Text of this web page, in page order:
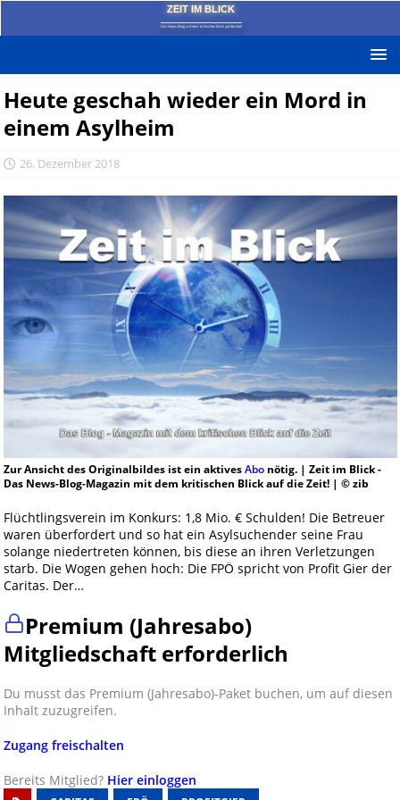
ZEIT IM BLICK
Das News-Blog mit dem kritischen Blick auf die Zeit!
Heute geschah wieder ein Mord in
einem Asylheim
26. Dezember 2018
Zur Ansicht des Originalbildes ist ein aktivesAbonötig. | Zeit im Blick -
Das News-Blog-Magazin mit dem kritischen Blick auf die Zeit! | © zib
Flüchtlingsverein im Konkurs: 1,8 Mio. € Schulden! Die Betreuer
waren überfordert und so hat ein Asylsuchender seine Frau
solange niedertreten können, bis diese an ihren Verletzungen
starb. Die Wogen gehen hoch: Die FPÖ spricht von Profit Gier der
Caritas. Der…
Premium (Jahresabo)
Mitgliedschaft erforderlich
Du musst das Premium (Jahresabo)-Paket buchen, um auf diesen
Inhalt zuzugreifen.
Zugang freischalten
Bereits Mitglied? Hier einloggen